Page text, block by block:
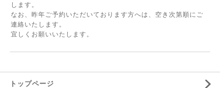
します。
なお、昨年ご予約いただいております方へは、空き次第順にご
連絡いたします。
宜しくお願いいたします。
トップページ